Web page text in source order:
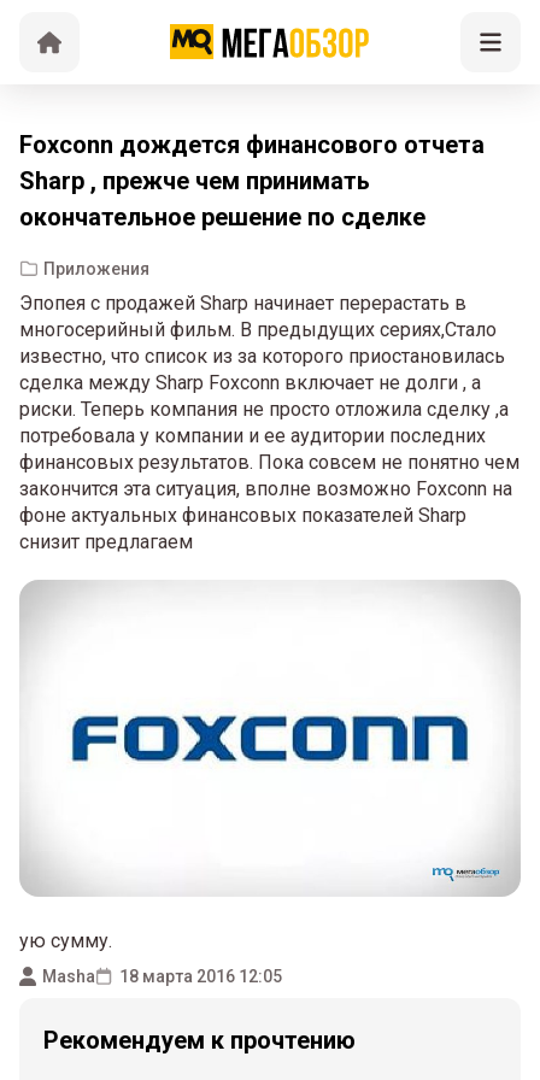
Foxconn дождется финансового отчета
Sharp , прежче чем принимать
окончательное решение по сделке
Приложения
Эпопея с продажей Sharp начинает перерастать в
многосерийный фильм. В предыдущих сериях,Стало
известно, что список из за которого приостановилась
сделка между Sharp Foxconn включает не долги , а
риски. Теперь компания не просто отложила сделку ,а
потребовала у компании и ее аудитории последних
финансовых результатов. Пока совсем не понятно чем
закончится эта ситуация, вполне возможно Foxconn на
фоне актуальных финансовых показателей Sharp
снизит предлагаем
ую сумму.
Masha 18 марта 2016 12:05
Рекомендуем к прочтению